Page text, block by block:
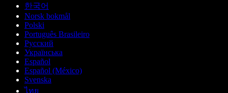
한국어
Norsk bokmål
Polski
Português Brasileiro
Русский
Українська
Español
Español (México)
Svenska
ไทย